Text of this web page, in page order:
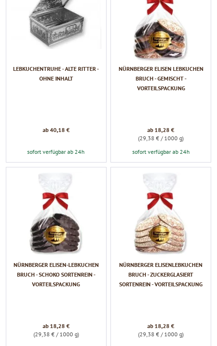
LEBKUCHENTRUHE - ALTE RITTER -
OHNE INHALT
ab 40,18 €
sofort verfügbar ab 24h
NÜRNBERGER ELISEN LEBKUCHEN
BRUCH - GEMISCHT -
VORTEILSPACKUNG
ab 18,28 €
(29,38 € / 1000 g)
sofort verfügbar ab 24h
NÜRNBERGER ELISEN-LEBKUCHEN
BRUCH - SCHOKO SORTENREIN -
VORTEILSPACKUNG
ab 18,28 €
(29,38 € / 1000 g)
NÜRNBERGER ELISENLEBKUCHEN
BRUCH - ZUCKERGLASIERT
SORTENREIN - VORTEILSPACKUNG
ab 18,28 €
(29,38 € / 1000 g)